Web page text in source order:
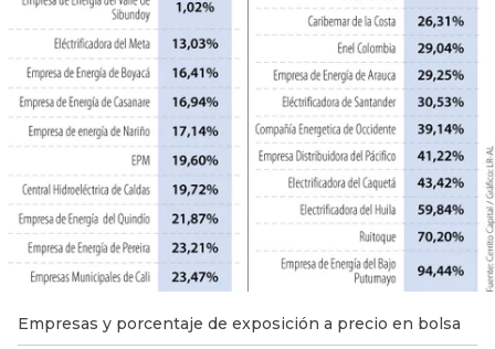
Empresas y porcentaje de exposición a precio en bolsa